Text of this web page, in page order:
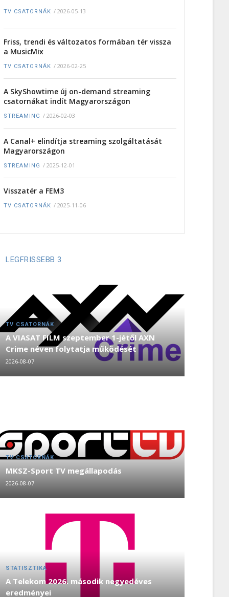
TV CSATORNÁK / 2026-05-13
Friss, trendi és változatos formában tér vissza
a MusicMix
TV CSATORNÁK / 2026-02-25
A SkyShowtime új on-demand streaming
csatornákat indít Magyarországon
STREAMING / 2026-02-03
A Canal+ elindítja streaming szolgáltatását
Magyarországon
STREAMING / 2025-12-01
Visszatér a FEM3
TV CSATORNÁK / 2025-11-06
LEGFRISSEBB 3
TV CSATORNÁK
A VIASAT FILM szeptember 1-jétől AXN
Crime néven folytatja működését
2026-08-07
TV CSATORNÁK
MKSZ-Sport TV megállapodás
2026-08-07
STATISZTIKA
A Telekom 2026. második negyedéves
eredményei